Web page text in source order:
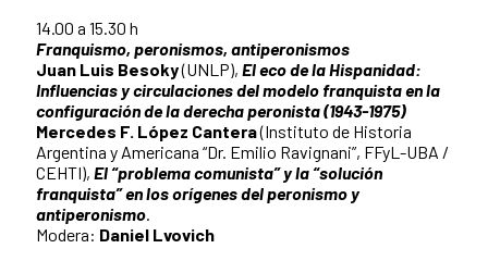
14.00 a 15.30 h
Franquismo, peronismos, antiperonismos
Juan Luis Besoky(UNLP), El eco de la Hispanidad:
Influencias y circulaciones del modelo franquista en la
configuración de la derecha peronista (1943-1975)
Mercedes F. López Cantera(Instituto de Historia
Argentina y Americana “Dr. Emilio Ravignani”, FFyL-UBA /
CEHTI), El “problema comunista” y la “solución
franquista” en los orígenes del peronismo y
antiperonismo.
Modera: Daniel Lvovich